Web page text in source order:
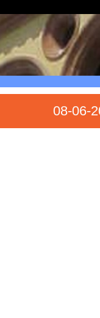
08-06-